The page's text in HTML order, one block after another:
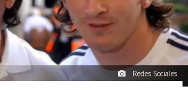
Redes Sociales